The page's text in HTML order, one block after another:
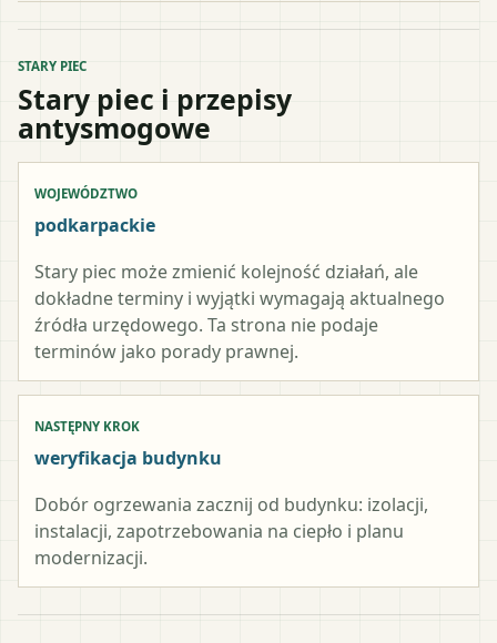
STARY PIEC
Stary piec i przepisy
antysmogowe
WOJEWÓDZTWO
podkarpackie
Stary piec może zmienić kolejność działań, ale
dokładne terminy i wyjątki wymagają aktualnego
źródła urzędowego. Ta strona nie podaje
terminów jako porady prawnej.
NASTĘPNY KROK
weryfikacja budynku
Dobór ogrzewania zacznij od budynku: izolacji,
instalacji, zapotrzebowania na ciepło i planu
modernizacji.